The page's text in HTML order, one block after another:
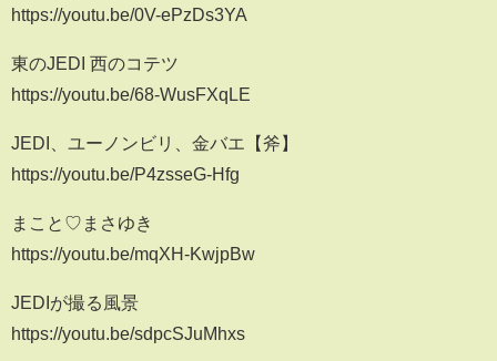
https://youtu.be/0V-ePzDs3YA
東のJEDI 西のコテツ
https://youtu.be/68-WusFXqLE
JEDI、ユーノンビリ、金バエ【斧】
https://youtu.be/P4zsseG-Hfg
まこと♡まさゆき
https://youtu.be/mqXH-KwjpBw
JEDIが撮る風景
https://youtu.be/sdpcSJuMhxs